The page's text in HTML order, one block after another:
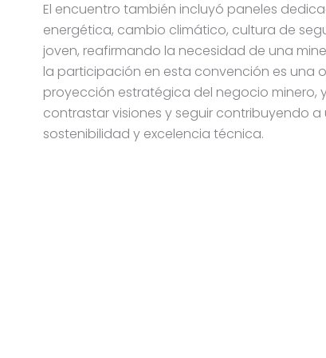
El encuentro también incluyó paneles
energética, cambio climático, cultura de
joven, reafirmando la necesidad de una
la participación en esta convención es una
proyección estratégica del negocio minero,
contrastar visiones y seguir contribuyendo
sostenibilidad y excelencia técnica.